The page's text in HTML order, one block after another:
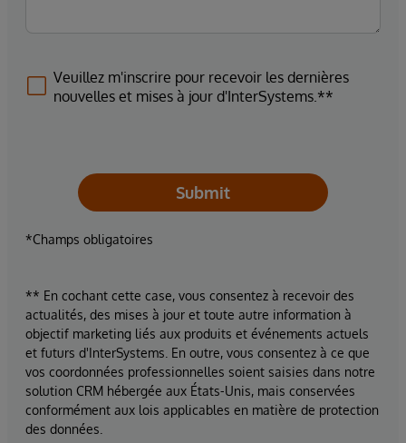
Veuillez m'inscrire pour recevoir les dernières
nouvelles et mises à jour d'InterSystems.**
Submit
*Champs obligatoires
** En cochant cette case, vous consentez à recevoir des
actualités, des mises à jour et toute autre information à
objectif marketing liés aux produits et événements actuels
et futurs d'InterSystems. En outre, vous consentez à ce que
vos coordonnées professionnelles soient saisies dans notre
solution CRM hébergée aux États-Unis, mais conservées
conformément aux lois applicables en matière de protection
des données.